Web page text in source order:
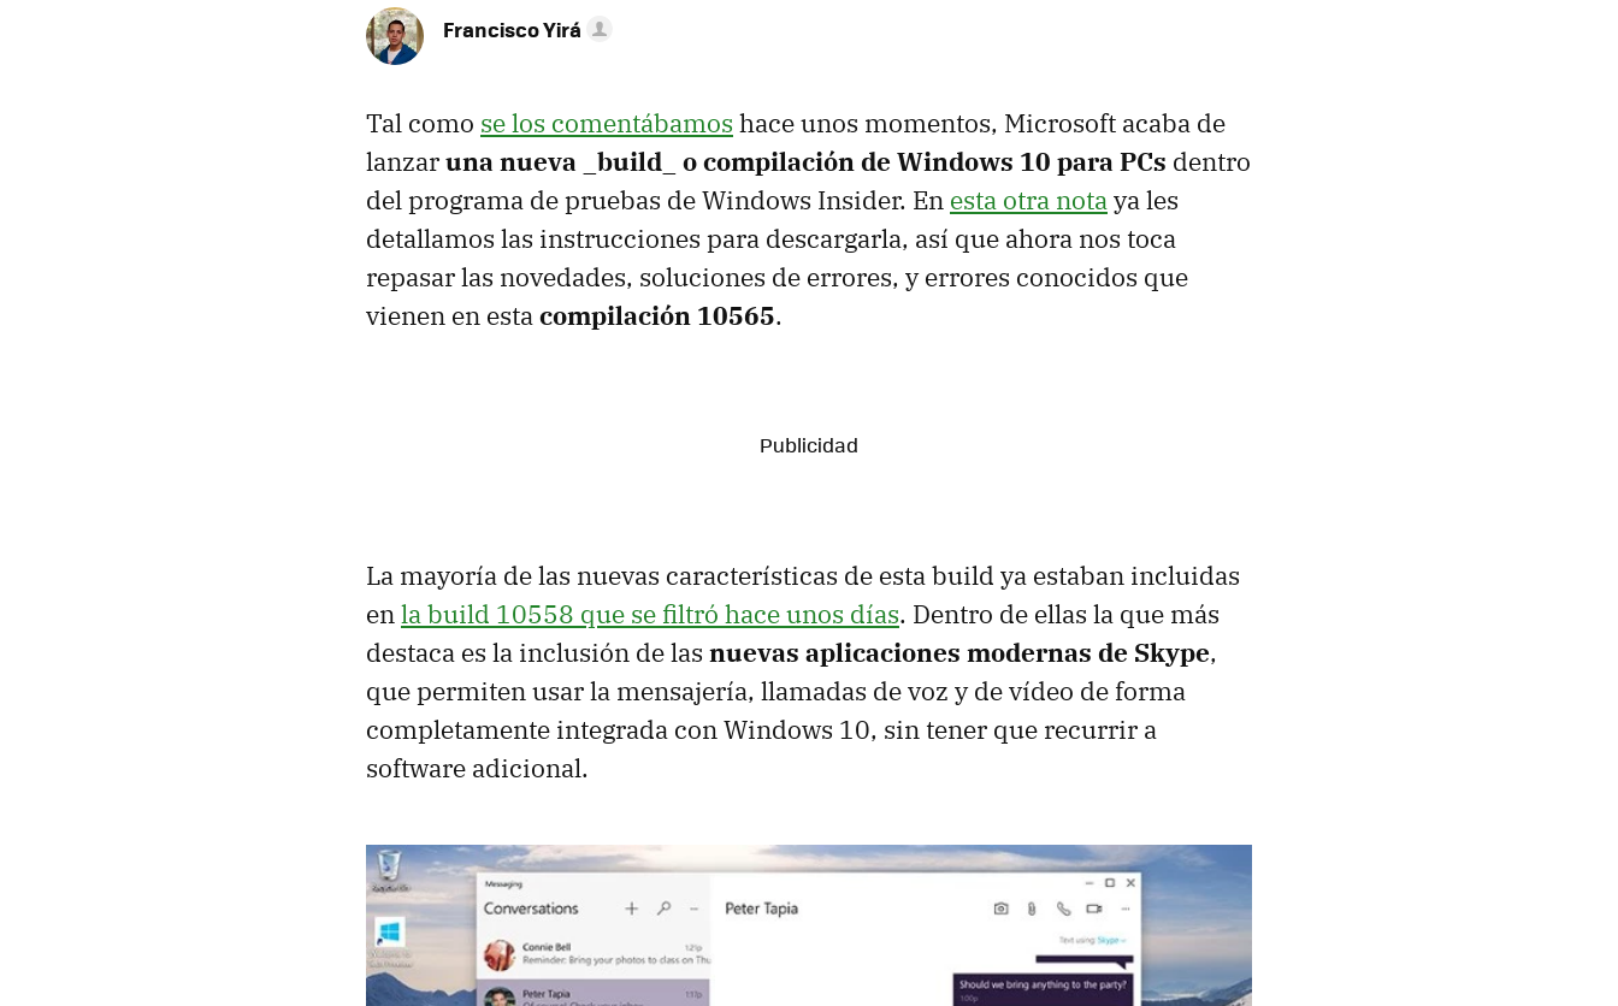
Francisco Yirá
Tal como se los comentábamos hace unos momentos, Microsoft acaba de
lanzaruna nueva _build_ o compilación de Windows 10 para PCs dentro
del programa de pruebas de Windows Insider. En esta otra notaya les
detallamos las instrucciones para descargarla, así que ahora nos toca
repasar las novedades, soluciones de errores, y errores conocidos que
vienen en estacompilación 10565.
La mayoría de las nuevas características de esta build ya estaban incluidas
enla build 10558 que se filtró hace unos días. Dentro de ellas la que más
destaca es la inclusión de las nuevas aplicaciones modernas de Skype,
que permiten usar la mensajería, llamadas de voz y de vídeo de forma
completamente integrada con Windows 10, sin tener que recurrir a
software adicional.